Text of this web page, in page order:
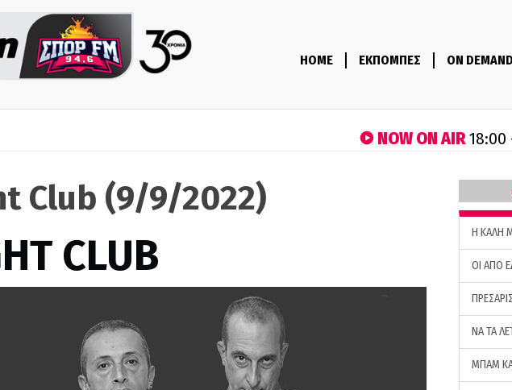
HOME ΕΚΠΟΜΠΕΣ ON DEMAND
NOW ON AIR
Club (9/9/2022)
CLUB H ΚΑΛΗ
ΟΙ ΑΠΟ
ΝΑ ΤΑ
ΜΠΑΜ